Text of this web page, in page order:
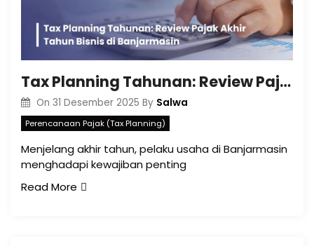
Tax Planning Tahunan: Review Pajak Akhir Tahun Bisnis di Banjarmasin
On 31 Desember 2025 By Salwa
Perencanaan Pajak (Tax Planning)
Menjelang akhir tahun, pelaku usaha di Banjarmasin
menghadapi kewajiban penting
Read More